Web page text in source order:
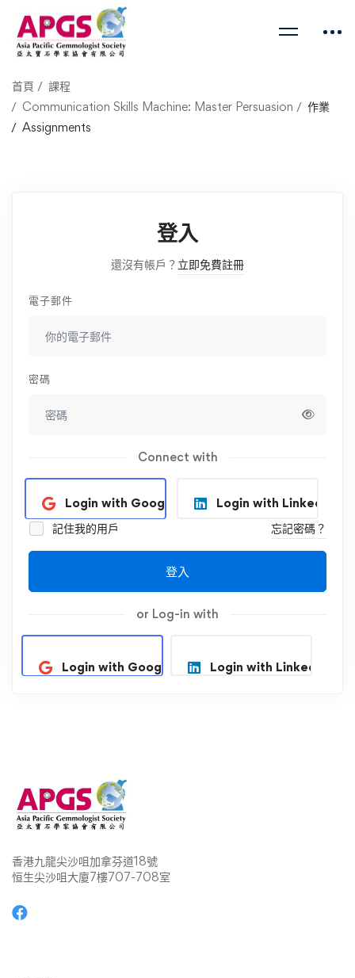
首頁
課程
Communication Skills Machine: Master Persuasion
作業
Assignments
登入
還沒有帳戶？ 立即免費註冊
電子郵件
密碼
Connect with
Login with Google
Login with Linkedin
記住我的用戶
忘記密碼？
登入
or Log-in with
Login with Google Login with Linkedin
香港九龍尖沙咀加拿芬道18號
恒生尖沙咀大廈7樓707-708室